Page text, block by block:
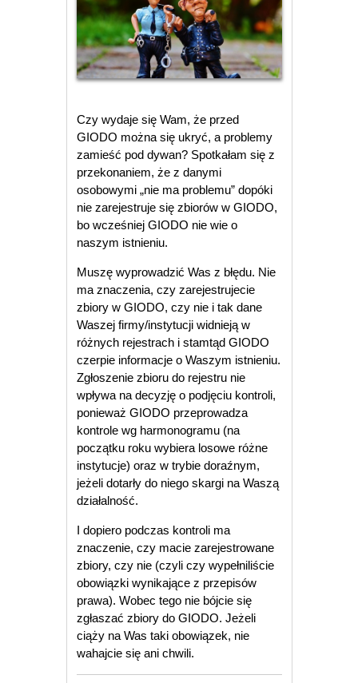
Czy wydaje się Wam, że przed
GIODO można się ukryć, a problemy
zamieść pod dywan? Spotkałam się z
przekonaniem, że z danymi
osobowymi „nie ma problemu” dopóki
nie zarejestruje się zbiorów w GIODO,
bo wcześniej GIODO nie wie o
naszym istnieniu.
Muszę wyprowadzić Was z błędu. Nie
ma znaczenia, czy zarejestrujecie
zbiory w GIODO, czy nie i tak dane
Waszej firmy/instytucji widnieją w
różnych rejestrach i stamtąd GIODO
czerpie informacje o Waszym istnieniu.
Zgłoszenie zbioru do rejestru nie
wpływa na decyzję o podjęciu kontroli,
ponieważ GIODO przeprowadza
kontrole wg harmonogramu (na
początku roku wybiera losowe różne
instytucje) oraz w trybie doraźnym,
jeżeli dotarły do niego skargi na Waszą
działalność.
I dopiero podczas kontroli ma
znaczenie, czy macie zarejestrowane
zbiory, czy nie (czyli czy wypełniliście
obowiązki wynikające z przepisów
prawa). Wobec tego nie bójcie się
zgłaszać zbiory do GIODO. Jeżeli
ciąży na Was taki obowiązek, nie
wahajcie się ani chwili.